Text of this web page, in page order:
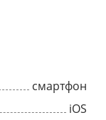
смартфон
iOS